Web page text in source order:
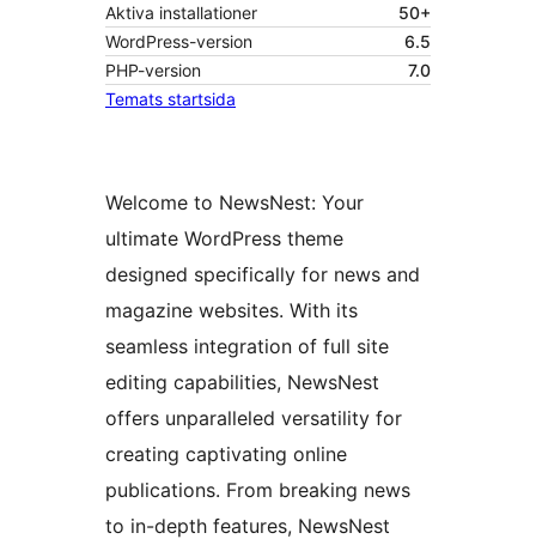
Aktiva installationer
50+
WordPress-version
6.5
PHP-version
7.0
Temats startsida
Welcome to NewsNest: Your
ultimate WordPress theme
designed specifically for news and
magazine websites. With its
seamless integration of full site
editing capabilities, NewsNest
offers unparalleled versatility for
creating captivating online
publications. From breaking news
to in-depth features, NewsNest